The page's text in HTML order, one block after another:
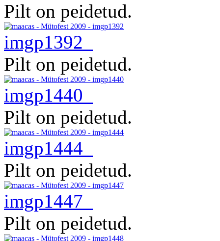
Pilt on peidetud.
imgp1392
Pilt on peidetud.
imgp1440
Pilt on peidetud.
imgp1444
Pilt on peidetud.
imgp1447
Pilt on peidetud.